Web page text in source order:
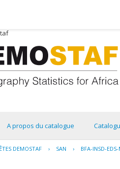
A propos du catalogue
DEMOSTAF › SAN › BFA-INSD-